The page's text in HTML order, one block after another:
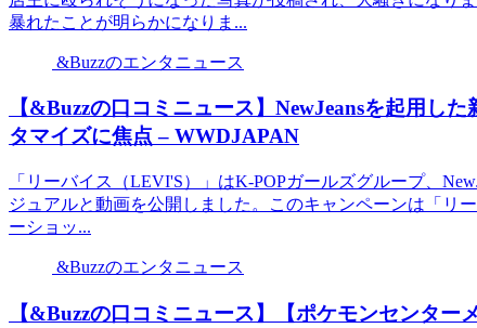
暴れたことが明らかになりま...
&Buzzのエンタニュース
【&Buzzの口コミニュース】NewJeansを起用し
タマイズに焦点 – WWDJAPAN
「リーバイス（LEVI'S）」はK-POPガールズグループ、
ジュアルと動画を公開しました。このキャンペーンは「リ
ーショッ...
&Buzzのエンタニュース
【&Buzzの口コミニュース】【ポケモンセンタ